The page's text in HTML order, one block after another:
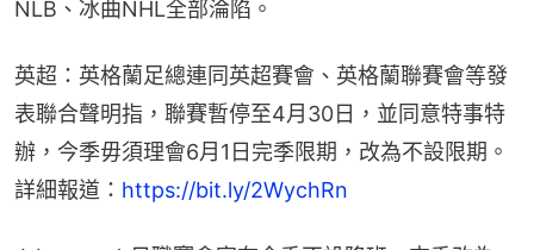
NLB、冰曲NHL全部淪陷。
英超：英格蘭足總連同英超賽會、英格蘭聯賽會等發
表聯合聲明指，聯賽暫停至4月30日，並同意特事特
辦，今季毋須理會6月1日完季限期，改為不設限期。
詳細報道： https://bit.ly/2WychRn